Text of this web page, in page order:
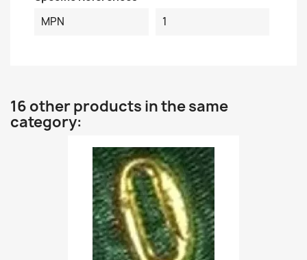
MPN
1
16 other products in the same
category: